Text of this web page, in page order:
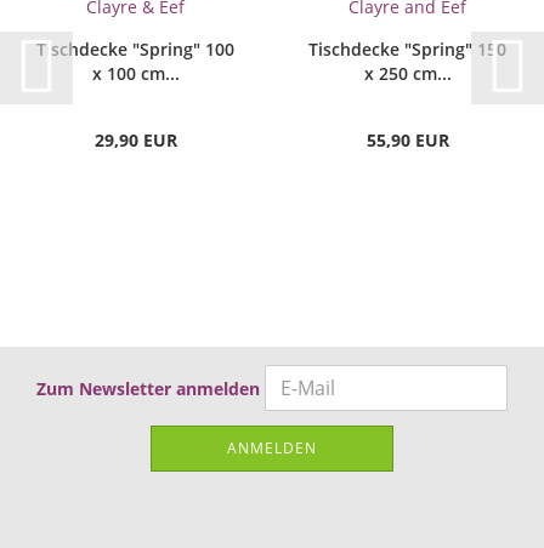
Tischdecke "Spring" 100
x 100 cm...
29,90 EUR
Tischdecke "Spring" 150
x 250 cm...
55,90 EUR
Zum Newsletter anmelden
ANMELDEN